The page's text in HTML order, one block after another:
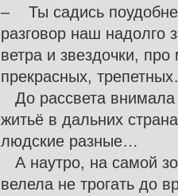
– Ты садись
разговор наш надолго
ветра и звездочки,
прекрасных,
До рассвета внимала
житьё в дальних
людские разные…
А наутро, на самой
велела не трогать до